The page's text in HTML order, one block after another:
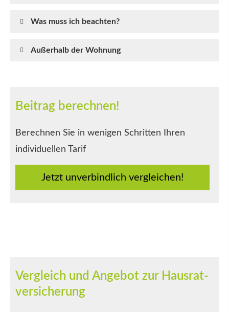
Was muss ich beachten?
Außerhalb der Wohnung
Beitrag berechnen!
Berechnen Sie in wenigen Schritten Ihren
individuellen Tarif
Jetzt unverbindlich ver­gleichen!
Vergleich und Angebot zur Haus­rat­
ver­si­che­rung